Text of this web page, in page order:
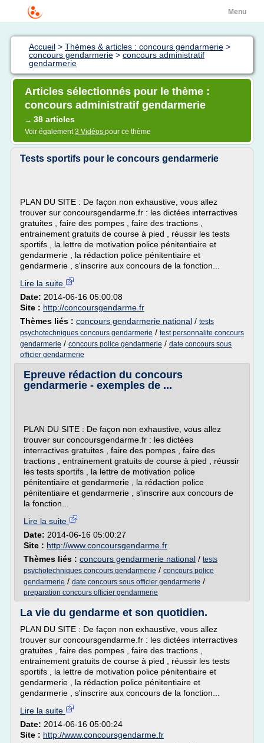
Menu
Accueil > Thèmes & articles : concours gendarmerie >
concours gendarmerie > concours administratif
gendarmerie
Articles sélectionnés pour le thème :
concours administratif gendarmerie
→ 38 articles
Voir également3 Vidéos pour ce thème
Tests sportifs pour le concours gendarmerie
PLAN DU SITE : De façon non exhaustive, vous allez
trouver sur concoursgendarme.fr : les dictées interractives
gratuites , faire des pompes , faire des tractions ,
entrainement gratuits de course à pied , réussir les tests
sportifs , la lettre de motivation police pénitentiaire et
gendarmerie , la rédaction police pénitentiaire et
gendarmerie , s'inscrire aux concours de la fonction...
Lire la suite
Date: 2014-06-16 05:00:08
Site : http://concoursgendarme.fr
Thèmes liés : concours gendarmerie national / tests
psychotechniques concours gendarmerie / test personnalite concours
gendarmerie / concours police gendarmerie / date concours sous
officier gendarmerie
Epreuve rédaction du concours
gendarmerie - exemples de ...
PLAN DU SITE : De façon non exhaustive, vous allez
trouver sur concoursgendarme.fr : les dictées
interractives gratuites , faire des pompes , faire des
tractions , entrainement gratuits de course à pied , réussir
les tests sportifs , la lettre de motivation police
pénitentiaire et gendarmerie , la rédaction police
pénitentiaire et gendarmerie , s'inscrire aux concours de
la fonction...
Lire la suite
Date: 2014-06-16 05:00:27
Site : http://www.concoursgendarme.fr
Thèmes liés : concours gendarmerie national / tests
psychotechniques concours gendarmerie / concours police
gendarmerie / date concours sous officier gendarmerie /
preparation concours officier gendarmerie
La vie du gendarme et son quotidien.
PLAN DU SITE : De façon non exhaustive, vous allez
trouver sur concoursgendarme.fr : les dictées interractives
gratuites , faire des pompes , faire des tractions ,
entrainement gratuits de course à pied , réussir les tests
sportifs , la lettre de motivation police pénitentiaire et
gendarmerie , la rédaction police pénitentiaire et
gendarmerie , s'inscrire aux concours de la fonction...
Lire la suite
Date: 2014-06-16 05:00:24
Site : http://www.concoursgendarme.fr